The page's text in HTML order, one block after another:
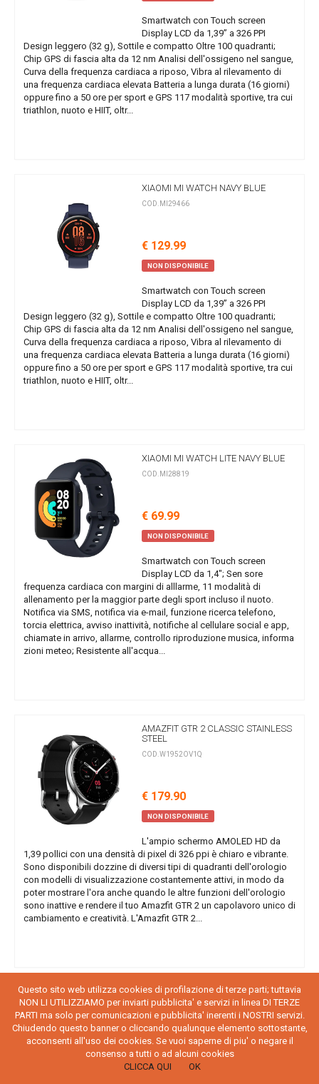
Smartwatch con Touch screen
Display LCD da 1,39” a 326 PPI
Design leggero (32 g), Sottile e compatto Oltre 100 quadranti;
Chip GPS di fascia alta da 12 nm Analisi dell'ossigeno nel sangue,
Curva della frequenza cardiaca a riposo, Vibra al rilevamento di
una frequenza cardiaca elevata Batteria a lunga durata (16 giorni)
oppure fino a 50 ore per sport e GPS 117 modalità sportive, tra cui
triathlon, nuoto e HIIT, oltr...
XIAOMI MI WATCH NAVY BLUE
COD.MI29466
€ 129.99
NON DISPONIBILE
Smartwatch con Touch screen
Display LCD da 1,39” a 326 PPI
Design leggero (32 g), Sottile e compatto Oltre 100 quadranti;
Chip GPS di fascia alta da 12 nm Analisi dell'ossigeno nel sangue,
Curva della frequenza cardiaca a riposo, Vibra al rilevamento di
una frequenza cardiaca elevata Batteria a lunga durata (16 giorni)
oppure fino a 50 ore per sport e GPS 117 modalità sportive, tra cui
triathlon, nuoto e HIIT, oltr...
XIAOMI MI WATCH LITE NAVY BLUE
COD.MI28819
€ 69.99
NON DISPONIBILE
Smartwatch con Touch screen
Display LCD da 1,4"; Sen sore
frequenza cardiaca con margini di alllarme, 11 modalità di
allenamento per la maggior parte degli sport incluso il nuoto.
Notifica via SMS, notifica via e-mail, funzione ricerca telefono,
torcia elettrica, avviso inattività, notifiche al cellulare social e app,
chiamate in arrivo, allarme, controllo riproduzione musica, informa
zioni meteo; Resistente all'acqua...
AMAZFIT GTR 2 CLASSIC STAINLESS
STEEL
COD.W1952OV1Q
€ 179.90
NON DISPONIBILE
L'ampio schermo AMOLED HD da
1,39 pollici con una densità di pixel di 326 ppi è chiaro e vibrante.
Sono disponibili dozzine di diversi tipi di quadranti dell'orologio
con modelli di visualizzazione costantemente attivi, in modo da
poter mostrare l'ora anche quando le altre funzioni dell'orologio
sono inattive e rendere il tuo Amazfit GTR 2 un capolavoro unico di
cambiamento e creatività. L'Amazfit GTR 2...
AMAZFIT GTR 2 SPORT ALLUMINIUM
ALLOY
COD.W1952OV2Q
€ 169.90
Questo sito web utilizza cookies di profilazione di terze parti; tuttavia
NON LI UTILIZZIAMO per inviarti pubblicita' e servizi in linea DI TERZE
PARTI ma solo per comunicazioni e pubblicita' inerenti i NOSTRI servizi.
Chiudendo questo banner o cliccando qualunque elemento sottostante,
acconsenti all'uso dei cookies. Se vuoi saperne di piu' o negare il
consenso a tutti o ad alcuni cookies
CLICCA QUI
OK